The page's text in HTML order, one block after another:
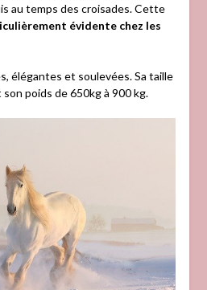
au temps des croisades. Cette
évidente chez les
élégantes et soulevées. Sa taille
poids de 650kg à 900 kg.